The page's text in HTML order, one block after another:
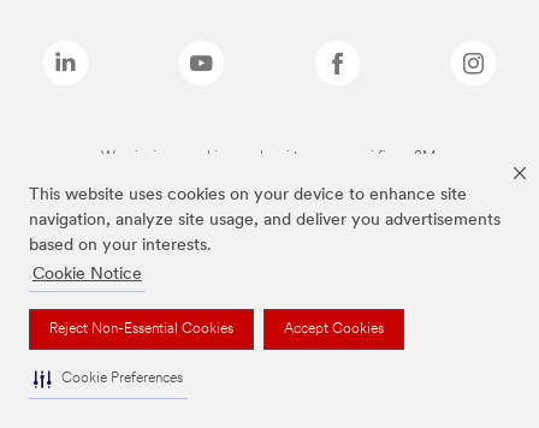
This website uses cookies on your device to enhance site
navigation, analyze site usage, and deliver you advertisements
based on your interests.
Cookie Notice
Reject Non-Essential Cookies Accept Cookies
Cookie Preferences
Wymienione marki są znakami towarowymi firmy 3M.